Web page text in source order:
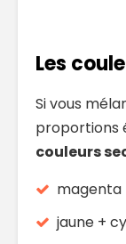
Les
Si vous
proportions
couleurs
magenta
jaune +